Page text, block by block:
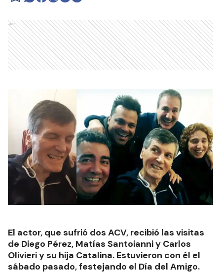
Ads
El actor, que sufrió dos ACV, recibió las visitas
de Diego Pérez, Matías Santoianni y Carlos
Olivieri y su hija Catalina. Estuvieron con él el
sábado pasado, festejando el Día del Amigo.